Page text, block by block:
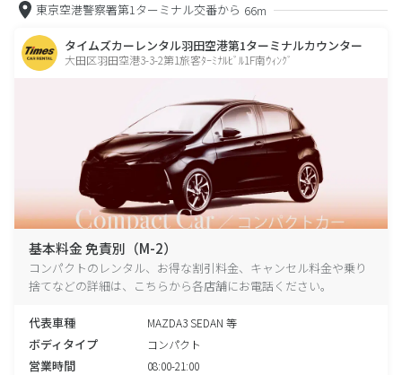
東京空港警察署第1ターミナル交番から 66m
タイムズカーレンタル羽田空港第1ターミナルカウンター
大田区羽田空港3-3-2第1旅客ﾀｰﾐﾅﾙﾋﾞﾙ1F南ｳｨﾝｸﾞ
基本料金 免責別（M-2）
コンパクトのレンタル、お得な割引料金、キャンセル料金や乗り
捨てなどの詳細は、こちらから各店舗にお電話ください。
代表車種 MAZDA3 SEDAN 等
ボディタイプ コンパクト
営業時間 08:00-21:00